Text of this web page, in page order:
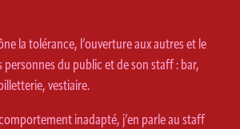
la tolérance, l’ouverture aux autres et le
personnes du public et de son staff : bar,
vestiaire.
inadapté, j’en parle au staff